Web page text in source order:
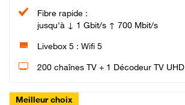
Fibre rapide :
jusqu'à ↓ 1 Gbit/s ↑ 700 Mbit/s
Livebox 5 : Wifi 5
200 chaînes TV + 1 Décodeur TV UHD
Meilleur choix